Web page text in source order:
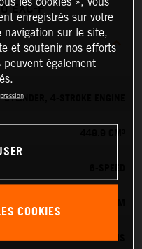
EXC-F
4-STROKE ENGINE
EFI, THROTTLE BODY 42 MM
KEIHIN EMS
enregistrés sur votre
navigation sur le site,
et soutenir nos efforts
également
COOKIES